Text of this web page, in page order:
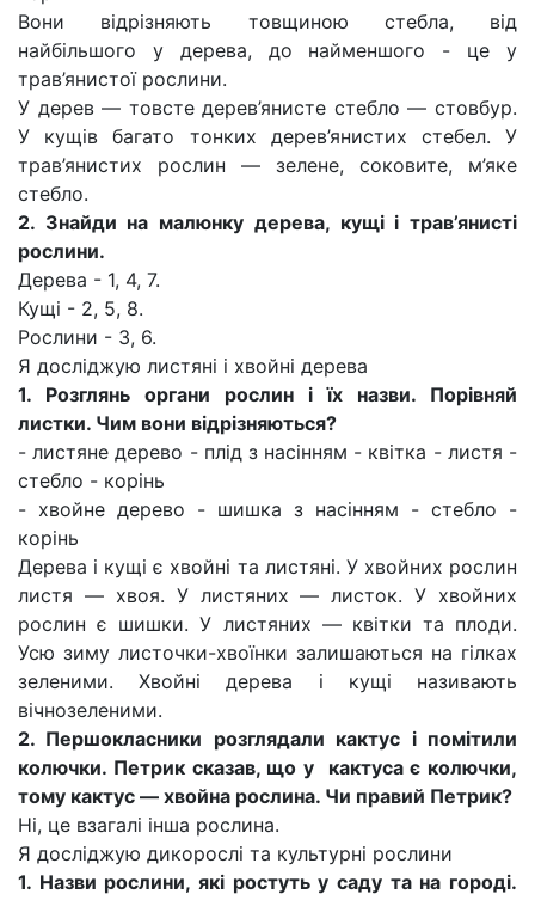
Вони відрізняють товщиною стебла, від
найбільшого у дерева, до найменшого - це у
трав’янистої рослини.
У дерев — товсте дерев’янисте стебло — стовбур.
У кущів багато тонких дерев’янистих стебел. У
трав’янистих рослин — зелене, соковите, м’яке
стебло.
2. Знайди на малюнку дерева, кущі і трав’янисті
рослини.
Дерева - 1, 4, 7.
Кущі - 2, 5, 8.
Рослини - 3, 6.
Я досліджую листяні і хвойні дерева
1. Розглянь органи рослин і їх назви. Порівняй
листки. Чим вони відрізняються?
- листяне дерево - плід з насінням - квітка - листя -
стебло - корінь
- хвойне дерево - шишка з насінням - стебло -
корінь
Дерева і кущі є хвойні та листяні. У хвойних рослин
листя — хвоя. У листяних — листок. У хвойних
рослин є шишки. У листяних — квітки та плоди.
Усю зиму листочки-хвоїнки залишаються на гілках
зеленими. Хвойні дерева і кущі називають
вічнозеленими.
2. Першокласники розглядали кактус і помітили
колючки. Петрик сказав, що у кактуса є колючки,
тому кактус — хвойна рослина. Чи правий Петрик?
Ні, це взагалі інша рослина.
Я досліджую дикорослі та культурні рослини
1. Назви рослини, які ростуть у саду та на городі.